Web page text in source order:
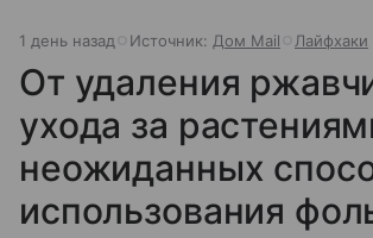
1 день назад Источник: Дом Mail Лайфхаки
От удаления
ухода за
неожиданных
использования